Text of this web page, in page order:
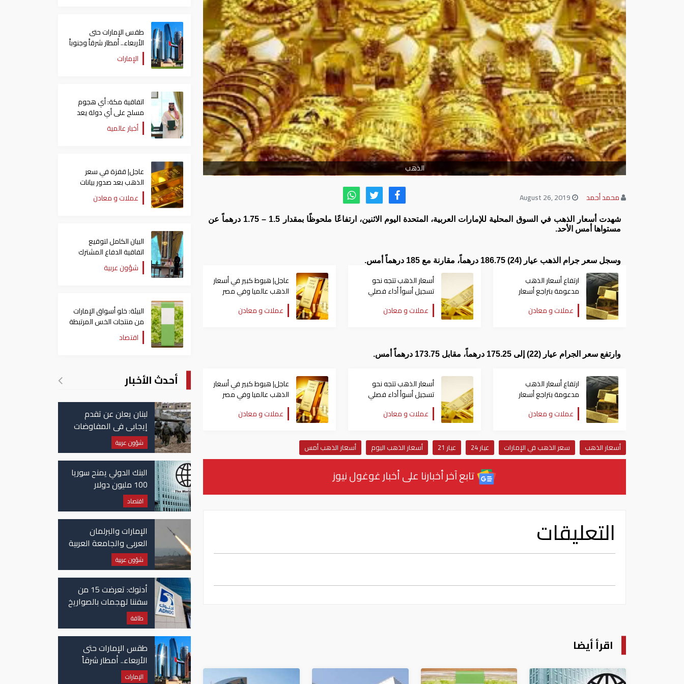
الذهب
محمد أحمد
شهدت أسعار الذهب في السوق المحلية للإمارات العربية، المتحدة اليوم الاثنين، ارتفاعًا ملحوظًا بمقدار 1.5 – 1.75 درهماً عن
مستواها أمس الأحد.
وسجل سعر جرام الذهب عيار (24) 186.75 درهماً، مقارنة مع 185 درهماً أمس.
ارتفاع أسعار الذهب
مدعومة بتراجع أسعار
النفط
عملات و معادن
أسعار الذهب تتجه نحو
تسجيل أسوأ أداء فصلي
منذ 13 عاماً
عملات و معادن
عاجل| هبوط كبير في أسعار
الذهب عالميا وفي مصر
عملات و معادن
وارتفع سعر الجرام عيار (22) إلى 175.25 درهماً، مقابل 173.75 درهماً أمس.
ارتفاع أسعار الذهب
مدعومة بتراجع أسعار
النفط
عملات و معادن
أسعار الذهب تتجه نحو
تسجيل أسوأ أداء فصلي
منذ 13 عاماً
عملات و معادن
عاجل| هبوط كبير في أسعار
الذهب عالميا وفي مصر
عملات و معادن
أسعار الذهب سعر الذهب في الإمارات عيار 24 عيار 21 أسعار الذهب اليوم أسعار الذهب أمس
تابع آخر أخبارنا على أخبار غوغول نيوز
التعليقات
اقرأ أيضا
طقس الإمارات حتى
الأربعاء.. أمطار شرقاً وجنوباً
وانخفاض تدريجي للحرارة
الإمارات
اتفاقية مكة: أي هجوم
مسلح على أي دولة يعد
هجوما على الدول الثلاث
جميعا
أخبار عالمية
عاجل| قفزة في سعر
الذهب بعد صدور بيانات
الوظائف الأمريكية
عملات و معادن
البيان الكامل لتوقيع
اتفاقية الدفاع المشترك
بين السعودية وتركيا
وباكستان
شؤون عربية
البيئة: خلو أسواق الإمارات
من منتجات الخس المرتبطة
بتفشي داء السيكلوسبورا
اقتصاد
أحدث الأخبار
لبنان يعلن عن تقدم
إيجابي في المفاوضات
مع إسرائيل.. وأمريكا
تضغط لوقف النار في
غزة
شؤون عربية
البنك الدولي يمنح سوريا
100 مليون دولار
اقتصاد
الإمارات والبرلمان
العربي والجامعة العربية
يدينون الهجوم الحوثي
على نجران بالسعودية
شؤون عربية
أدنوك: تعرضت 15 من
سفننا لهجمات بالصواريخ
والطائرات المسيّرة منذ
بداية النزاع
طاقة
طقس الإمارات حتى
الأربعاء.. أمطار شرقاً
وجنوباً وانخفاض
الإمارات